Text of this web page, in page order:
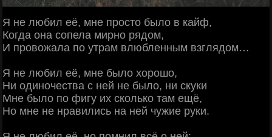
Я не любил её, мне просто было в кайф,
Когда она сопела мирно рядом,
И провожала по утрам влюбленным взглядом…
Я не любил её, мне было хорошо,
Ни одиночества с ней не было, ни скуки
Мне было по фигу их сколько там ещё,
Но мне не нравились на ней чужие руки.